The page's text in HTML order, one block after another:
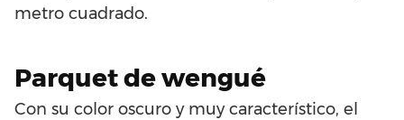
metro cuadrado.
Parquet de wengué
Con su color oscuro y muy característico, el